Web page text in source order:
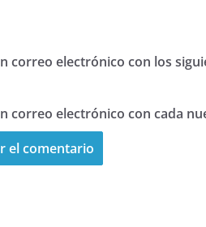
correo electrónico con los
correo electrónico con cada